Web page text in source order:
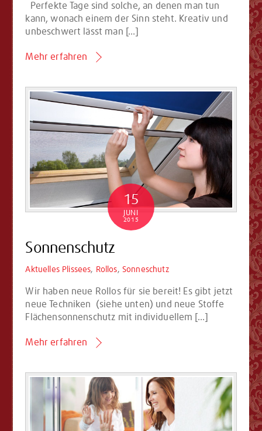
Perfekte Tage sind solche, an denen man tun
kann, wonach einem der Sinn steht. Kreativ und
unbeschwert lässt man […]
Mehr erfahren
15
JUNI
2015
Sonnenschutz
Aktuelles Plissees, Rollos, Sonneschutz
Wir haben neue Rollos für sie bereit! Es gibt jetzt
neue Techniken (siehe unten) und neue Stoffe
Flächensonnenschutz mit individuellem […]
Mehr erfahren